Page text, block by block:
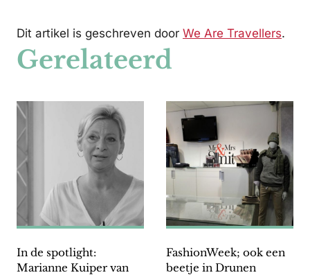
Dit artikel is geschreven door We Are Travellers.
Gerelateerd
In de spotlight:
Marianne Kuiper van
FashionWeek; ook een
beetje in Drunen